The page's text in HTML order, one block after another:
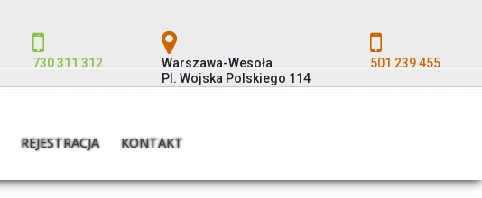
730 311 312
Warszawa-Wesoła
Pl. Wojska Polskiego 114
501 239 455
REJESTRACJA KONTAKT